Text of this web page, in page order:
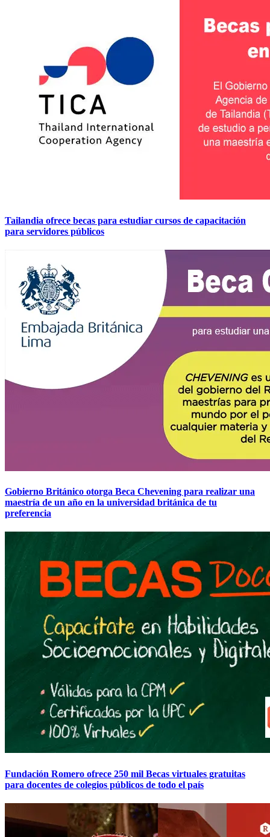
Tailandia ofrece becas para estudiar cursos de capacitación
para servidores públicos
Gobierno Británico otorga Beca Chevening para realizar una
maestría de un año en la universidad británica de tu
preferencia
Fundación Romero ofrece 250 mil Becas virtuales gratuitas
para docentes de colegios públicos de todo el país